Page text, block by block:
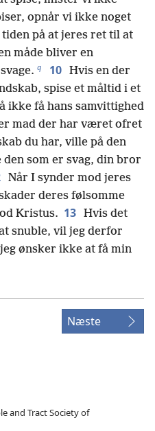
opnår vi ikke noget
tiden på at jeres ret til at
måde bliver en
q 10 Hvis en der
spise et måltid i et
ikke få hans samvittighed
mad der har været ofret
du har, ville på den
som er svag, din bror
Når I synder mod jeres
deres følsomme
Kristus. 13 Hvis det
snuble, vil jeg derfor
ønsker ikke at få min
Næste
and Tract Society of